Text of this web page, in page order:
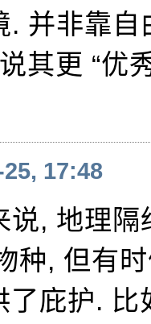
. 并非靠
其更 “优
17:48
说, 地理隔
种, 但有
了庇护.